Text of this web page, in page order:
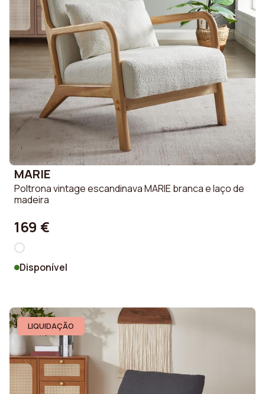
MARIE
Poltrona vintage escandinava MARIE branca e laço de
madeira
169 €
Disponível
LIQUIDAÇÃO